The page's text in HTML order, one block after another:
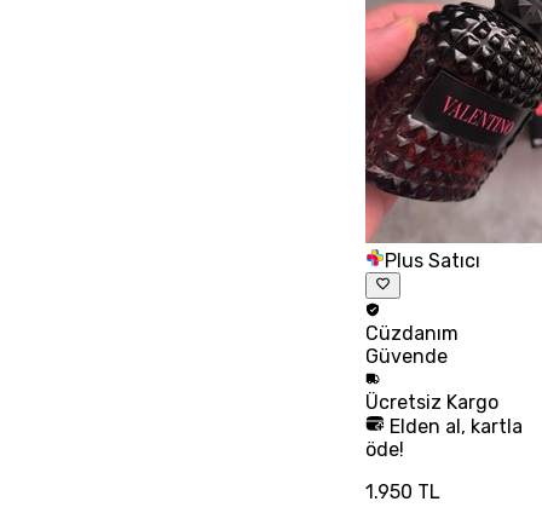
Plus Satıcı
Cüzdanım
Güvende
Ücretsiz Kargo
Elden al, kartla
öde!
1.950 TL